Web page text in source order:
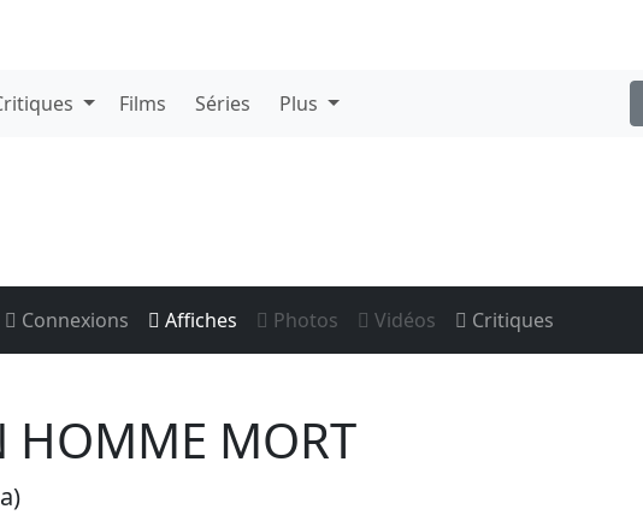
Films Séries Plus
Connexions Affiches Photos Vidéos Critiques
HOMME MORT